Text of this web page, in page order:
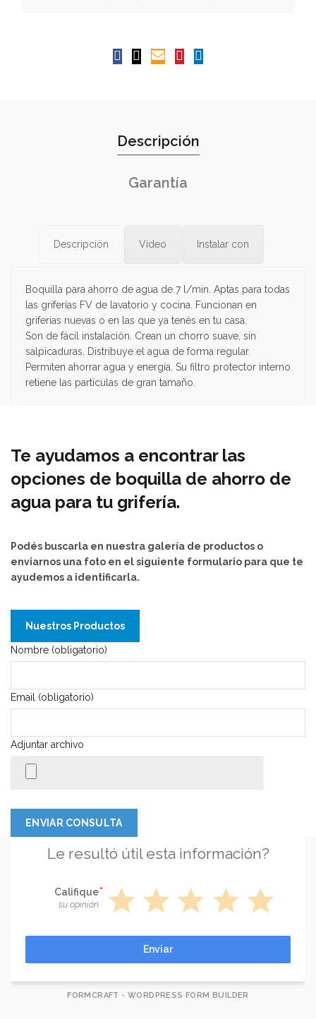
Descripción
Garantía
Descripción Video Instalar con
Boquilla para ahorro de agua de 7 l/min. Aptas para todas
las griferías FV de lavatorio y cocina. Funcionan en
griferías nuevas o en las que ya tenés en tu casa.
Son de fácil instalación. Crean un chorro suave, sin
salpicaduras. Distribuye el agua de forma regular.
Permiten ahorrar agua y energía. Su filtro protector interno
retiene las partículas de gran tamaño.
Te ayudamos a encontrar las
opciones de boquilla de ahorro de
agua para tu grifería.
Podés buscarla en nuestra galería de productos o
enviarnos una foto en el siguiente formulario para que te
ayudemos a identificarla.
Nuestros Productos
Nombre (obligatorio)
Email (obligatorio)
Adjuntar archivo
Le resultó útil esta información?
Califique
su opinion star star star star star
Enviar
FORMCRAFT - WORDPRESS FORM BUILDER